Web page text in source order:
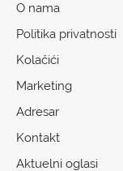
O nama
Politika privatnosti
Kolačići
Marketing
Adresar
Kontakt
Aktuelni oglasi